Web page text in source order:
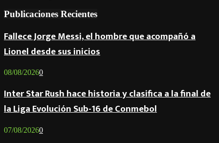
Publicaciones Recientes
Fallece Jorge Messi, el hombre que acompañó a
Lionel desde sus inicios
08/08/20260
Inter Star Rush hace historia y clasifica a la final de
la Liga Evolución Sub-16 de Conmebol
07/08/20260